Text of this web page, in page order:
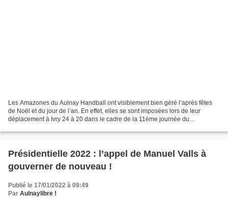
Les Amazones du Aulnay Handball ont visiblement bien géré l’après fêtes
de Noël et du jour de l’an. En effet, elles se sont imposées lors de leur
déplacement à Ivry 24 à 20 dans le cadre de la 11ème journée du
Présidentielle 2022 : l’appel de Manuel Valls à
gouverner de nouveau !
Publié le 17/01/2022 à 09:49
Par Aulnaylibre !